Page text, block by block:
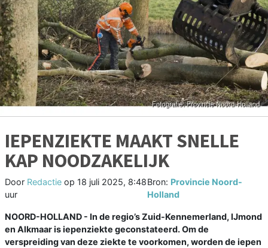
IEPENZIEKTE MAAKT SNELLE
KAP NOODZAKELIJK
Door Redactie op 18 juli 2025, 8:48
uur
Bron: Provincie Noord-
Holland
NOORD-HOLLAND - In de regio’s Zuid-Kennemerland, IJmond
en Alkmaar is iepenziekte geconstateerd. Om de
verspreiding van deze ziekte te voorkomen, worden de iepen